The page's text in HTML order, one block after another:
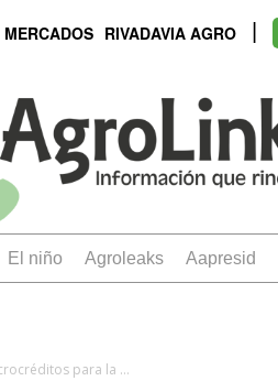
MERCADOS RIVADAVIA AGRO
el niño Agroleaks aapresid
La Unión de Trabajadores de la Tierra puso en marcha microcréditos para la producción de verdura agroecológica